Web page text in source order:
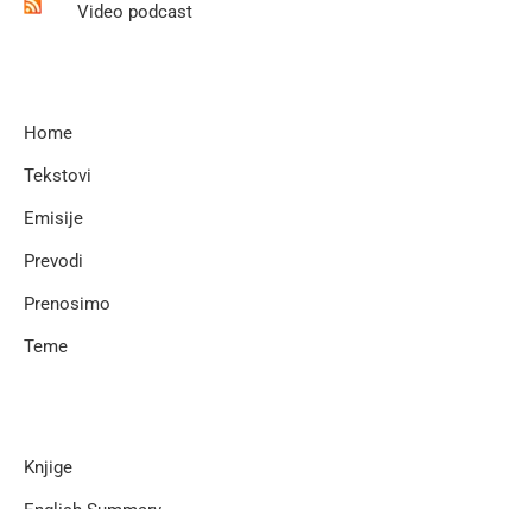
Video podcast
Home
Tekstovi
Emisije
Prevodi
Prenosimo
Teme
Knjige